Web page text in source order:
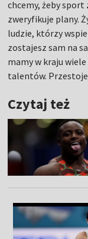
chcemy, żeby
zweryfikuje plany.
ludzie, którzy
zostajesz sam na
mamy w kraju
talentów.
Czytaj też